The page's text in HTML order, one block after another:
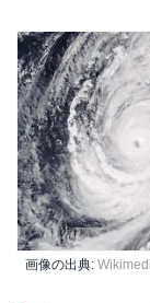
画像の出典: